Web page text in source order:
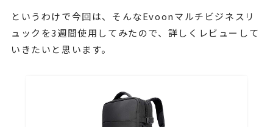
というわけで今回は、そんなEvoonマルチビジネスリ
ュックを3週間使用してみたので、詳しくレビューして
いきたいと思います。